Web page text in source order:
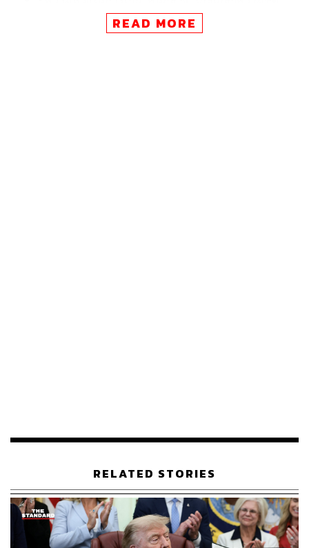
• การเสริมสร้างภาพลักษณ์และอำนาจต่อรองให้คิม
มีนัยสำคัญทางยุทธศาสตร์และการทูตในหลายมิติ เช่น
•การดึงอิทธิพลของจีนกลับคืนมา (Geopolitical
Reassertion)
READ MORE
RELATED STORIES